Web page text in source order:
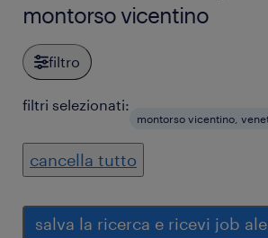
montorso vicentino
filtro
filtri selezionati:
montorso vicentino,
cancella tutto
salva la ricerca e ricevi job